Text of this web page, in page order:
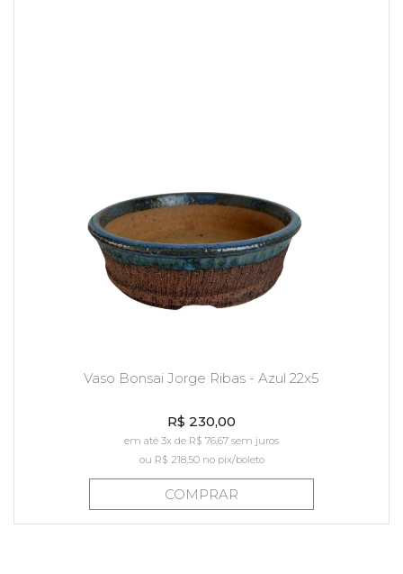
Vaso Bonsai Jorge Ribas - Azul 22x5
R$ 230,00
em até 3x de R$ 76,67 sem juros
ou R$ 218,50no pix/boleto
COMPRAR